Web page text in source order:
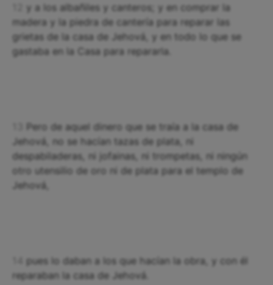
y a los albañiles y canteros; y en comprar la
madera y la piedra de cantería para reparar las
grietas de la casa de Jehová, y en todo lo que se
gastaba en la Casa para repararla.
Pero de aquel dinero que se traía a la casa de
Jehová, no se hacían tazas de plata, ni
despabiladeras, ni jofainas, ni trompetas, ni ningún
otro utensilio de oro ni de plata para el templo de
Jehová,
pues lo daban a los que hacían la obra, y con él
reparaban la casa de Jehová.